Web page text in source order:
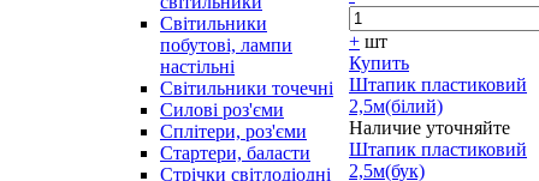
Світильники
побутові, лампи
настільні
Світильники точечні
Силові роз'єми
Сплітери, роз'єми
Стартери, баласти
Стрічки світлодіодні
+ шт
Купить
Штапик пластиковий
2,5м(білий)
Наличие уточняйте
Штапик пластиковий
2,5м(бук)